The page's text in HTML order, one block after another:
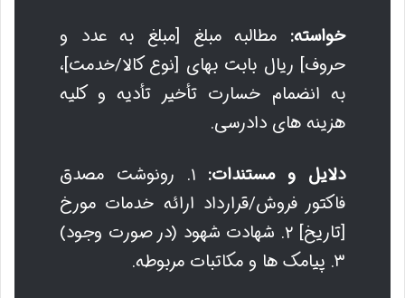
خواسته: مطالبه مبلغ [مبلغ به عدد و
حروف] ریال بابت بهای [نوع کالا/خدمت]،
به انضمام خسارت تأخیر تأدیه و کلیه
هزینه های دادرسی.
دلایل و مستندات:
۱. رونوشت مصدق
فاکتور فروش/قرارداد ارائه خدمات مورخ
[تاریخ] ۲. شهادت شهود (در صورت وجود)
۳. پیامک ها و مکاتبات مربوطه.